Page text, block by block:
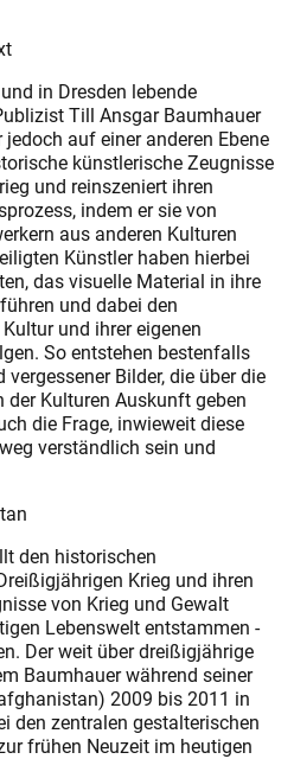
in Dresden lebende
Till Ansgar Baumhauer
auf einer anderen Ebene
künstlerische Zeugnisse
und reinszeniert ihren
indem er sie von
aus anderen Kulturen
Künstler haben hierbei
das visuelle Material in ihre
und dabei den
und ihrer eigenen
So entstehen bestenfalls
Bilder, die über die
Kulturen Auskunft geben
die Frage, inwieweit diese
verständlich sein und
den historischen
Krieg und ihren
von Krieg und Gewalt
Lebenswelt entstammen -
Der weit über dreißigjährige
Baumhauer während seiner
2009 bis 2011 in
den zentralen gestalterischen
frühen Neuzeit im heutigen